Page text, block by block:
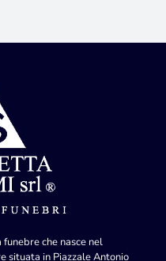
che nasce nel
situata in Piazzale Antonio